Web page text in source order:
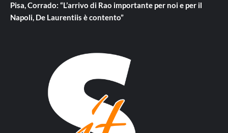
Pisa, Corrado: “L’arrivo di Rao importante per noi e per il
Napoli, De Laurentiis è contento”